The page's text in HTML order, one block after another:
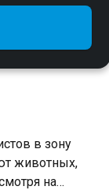
в зону
животных,
на